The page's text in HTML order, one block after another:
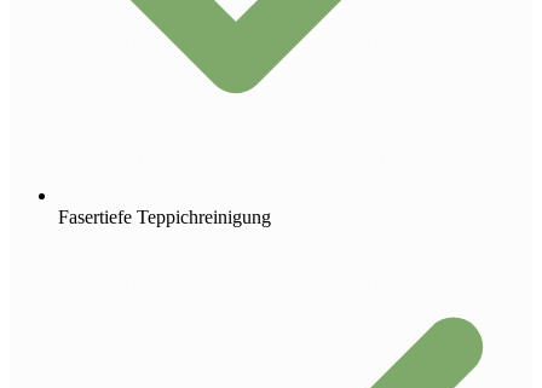
Fasertiefe Teppichreinigung